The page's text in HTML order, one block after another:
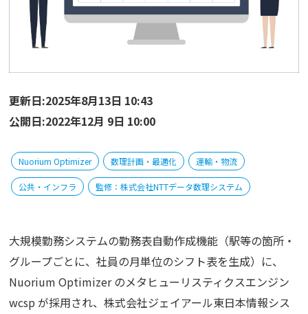
更新日:2025年8月13日 10:43
公開日:2022年12月 9日 10:00
Nuorium Optimizer 数理計画・最適化 運輸・物流
公共・インフラ 監修：株式会社NTTデータ数理システム
大規模勤務システムの勤務表自動作成機能（駅等の箇所・
グループごとに、社員の月単位のシフト表を生成）に、
Nuorium Optimizer のメタヒューリスティクスエンジン
wcsp が採用され、株式会社ジェイアール東日本情報シス